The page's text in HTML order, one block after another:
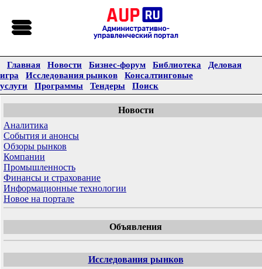
Главная Новости Бизнес-форум Библиотека
Деловая
игра
Исследования рынков
Консалтинговые
услуги
Программы Тендеры Поиск
Новости
Аналитика
События и анонсы
Обзоры рынков
Компании
Промышленность
Финансы и страхование
Информационные технологии
Новое на портале
Объявления
Исследования рынков